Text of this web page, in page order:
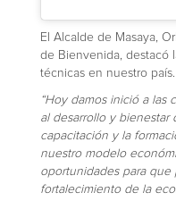
El Alcalde de Masaya,
de Bienvenida, destacó
técnicas en nuestro país.
“Hoy damos inició a las
al desarrollo y bienestar
capacitación y la
nuestro modelo
oportunidades para que
fortalecimiento de la